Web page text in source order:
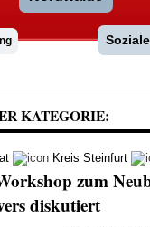
KATEGORIE:
Kreis Steinfurt
zum
diskutiert